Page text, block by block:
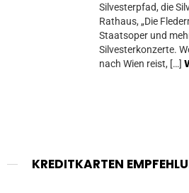
Silvesterpfad, die
Rathaus, „Die
Staatsoper und
Silvesterkonzerte.
nach Wien reist, […]
KREDITKARTEN